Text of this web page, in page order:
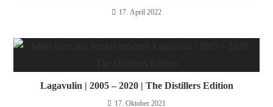
17. April 2022
Lagavulin | 2005 – 2020 | The Distillers Edition
17. Oktober 2021